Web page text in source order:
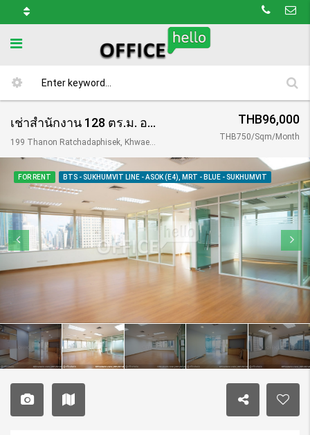
เช่าสำนักงาน 128 ตร.ม. อาคารคอลัมป์ ทาวเวอร์/ Column Tower
199 Thanon Ratchadaphisek, Khwaeng Khlong Toei, Khet Khlong Toei, Krung Thep Maha Nakhon 10110, Thailand
THB96,000
THB750/Sqm/Month
FOR RENT BTS - SUKHUMVIT LINE - ASOK (E4), MRT - BLUE - SUKHUMVIT